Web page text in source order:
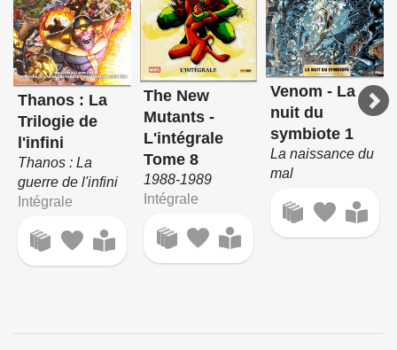
Thanos : La
Trilogie de
l'infini
Thanos : La
guerre de l'infini
Intégrale
The New
Mutants -
L'intégrale
Tome 8
1988-1989
Intégrale
Venom - La
nuit du
symbiote 1
La naissance du
mal